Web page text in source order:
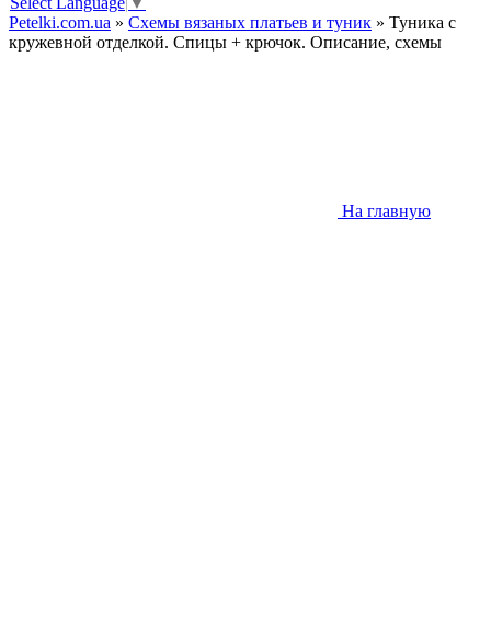
Petelki.com.ua » Схемы вязаных платьев и туник » Туника с
кружевной отделкой. Спицы + крючок. Описание, схемы
На главную